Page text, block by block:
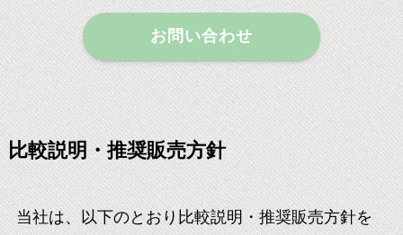
お問い合わせ
比較説明・推奨販売方針
当社は、以下のとおり比較説明・推奨販売方針を